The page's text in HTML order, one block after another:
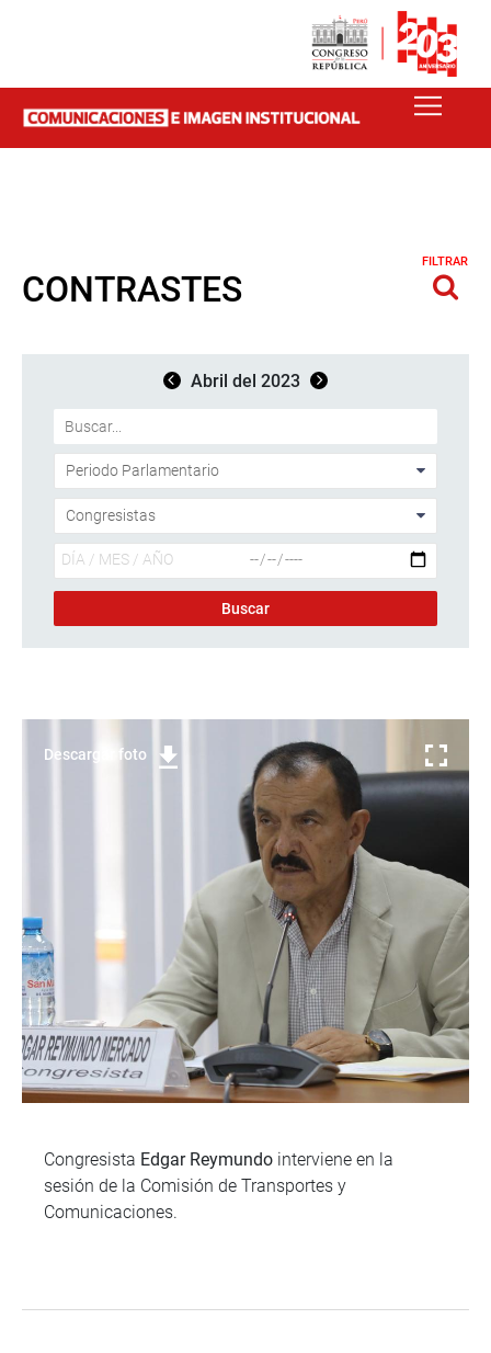
CONTRASTES
FILTRAR
Abril del 2023
Descargar foto
Congresista Edgar Reymundo interviene en la
sesión de la Comisión de Transportes y
Comunicaciones.